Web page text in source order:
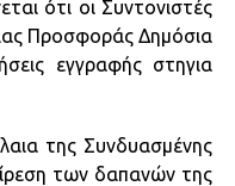
ότι οι Συντονιστές
Προσφοράς Δημόσια
εγγραφής στηγια
της Συνδυασμένης
των δαπανών της